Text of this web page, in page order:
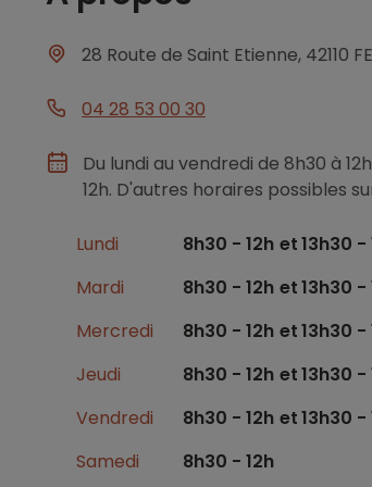
28 Route de Saint Etienne, 42110
04 28 53 00 30
Du lundi au vendredi de 8h30 à
12h. D'autres horaires possibles
Lundi 8h30 - 12h
13h30 -
Mardi
8h30 - 12h
13h30 -
Mercredi
8h30 - 12h
13h30 -
Jeudi
8h30 - 12h
13h30 -
Vendredi
8h30 - 12h
13h30 -
Samedi
8h30 - 12h